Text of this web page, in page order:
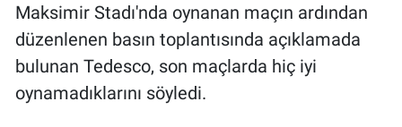
Maksimir Stadı'nda oynanan maçın ardından
düzenlenen basın toplantısında açıklamada
bulunan Tedesco, son maçlarda hiç iyi
oynamadıklarını söyledi.
Nedir
Popüler